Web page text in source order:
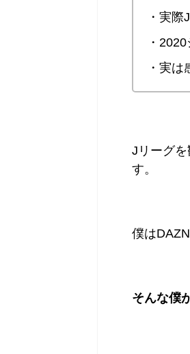
・実
・
・実は
Jリーグ
す。
僕は
そんな僕